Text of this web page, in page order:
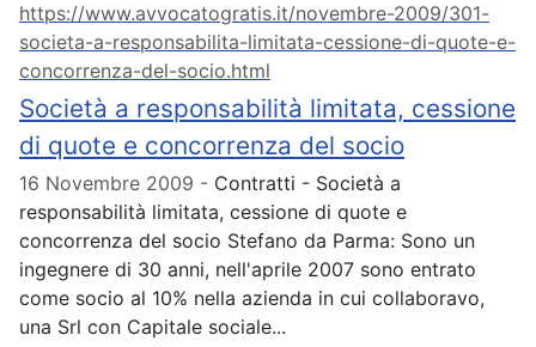
Società a responsabilità limitata, cessione
di quote e concorrenza del socio
https://www.avvocatogratis.it/novembre-2009/301-
societa-a-responsabilita-limitata-cessione-di-quote-e-
concorrenza-del-socio.html
16 Novembre 2009
Contratti - Società a
responsabilità limitata, cessione di quote e
concorrenza del socio Stefano da Parma: Sono un
ingegnere di 30 anni, nell'aprile 2007 sono entrato
come socio al 10% nella azienda in cui collaboravo,
una Srl con Capitale sociale...